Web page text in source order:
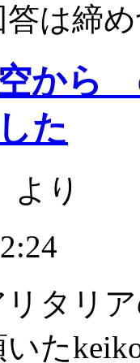
は締
から
た
り
タリ
た